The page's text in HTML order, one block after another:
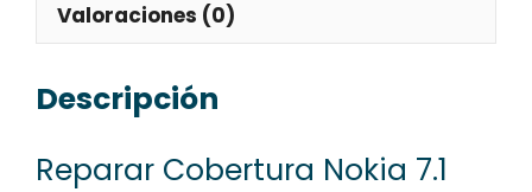
Valoraciones (0)
Descripción
Reparar Cobertura Nokia 7.1